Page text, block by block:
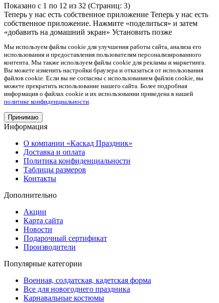
Показано с 1 по 12 из 32 (Страниц: 3)
Теперь у нас есть собственное приложение Теперь у нас есть
собственное приложение. Нажмите «поделиться» и затем
«добавить на домашний экран» Установить позже
Мы используем файлы cookie для улучшения работы сайта, анализа его
использования и предоставления пользователям персонализированного
контента. Мы также используем файлы cookie для рекламы и маркетинга.
Вы можете изменить настройки браузера и отказаться от использования
файлов cookie. Если вы не согласны с использованием файлов cookie, вы
можете прекратить использование нашего сайта. Более подробная
информация о файлах cookie и их использовании приведена в нашей
политике конфиденциальности
Принимаю
Информация
О компании «Каскад Праздник»
Доставка и оплата
Политика конфиденциальности
Таблицы размеров
Контакты
Дополнительно
Акции
Карта сайта
Новости
Подарочный сертификат
Производители
Популярные категории
Военная, солдатская, кадетская форма
Все для новогоднего праздника
Карнавальные костюмы